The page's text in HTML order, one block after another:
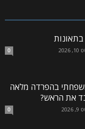
בתאונות
0
בהפרדה מלאה
את הראש?
0